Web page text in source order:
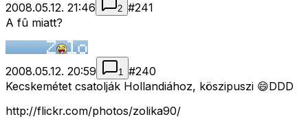
2008.05.12. 21:46
2 #241
A fû miatt?
2008.05.12. 20:59 1 #240
Kecskemétet csatolják Hollandiához, köszipuszi 😄DDD
http://flickr.com/photos/zolika90/